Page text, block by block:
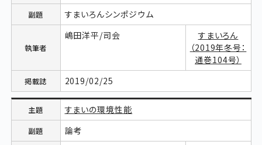
すまいろんシンポジウム
嶋田洋平/司会
すまいろん
（2019年冬号：
通巻104号）
2019/02/25
すまいの環境性能
論考